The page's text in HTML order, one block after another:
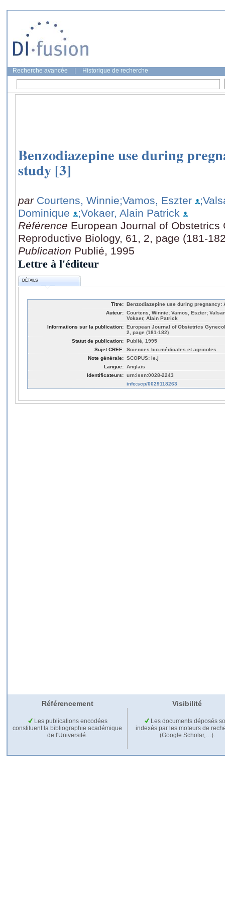
Recherche avancée Historique de recherche
Benzodiazepine use during
study [3]
par Courtens, Winnie;Vamos, Eszter
Dominique
;Vokaer, Alain Patrick
Référence European Journal of Obstetrics
Reproductive Biology, 61, 2, page (181-
Publication Publié, 1995
Lettre à l'éditeur
DÉTAILS
Titre: Benzodiazepine use during pregnancy:
Auteur: Courtens, Winnie; Vamos, Eszter;
Vokaer, Alain Patrick
Informations sur la publication: European Journal of Obstetrics
2, page (181-182)
Statut de publication: Publié, 1995
Sujet CREF: Sciences bio-médicales et agricoles
Note générale: SCOPUS: le.j
Langue: Anglais
Identificateurs: urn:issn:0028-2243
info:scp/0029118263
Référencement Visibilité
Les publications encodées
constituent la bibliographie académique
de l'Université.
Les documents déposés
indexés par les moteurs de
(Google Scholar,…).